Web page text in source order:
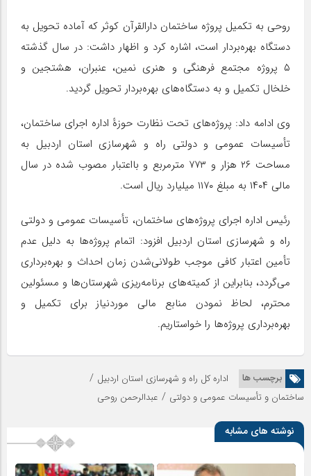
روحی به تکمیل پروژه ساختمان دارالقرآن کوثر که آماده تحویل به
دستگاه بهره‌بردار است، اشاره کرد و اظهار داشت: در سال گذشته
۵ پروژه مجتمع فرهنگی و هنری نمین، عنبران، هشتجین و
خلخال تکمیل و به دستگاه‌های بهره‌بردار تحویل گردید.
وی ادامه داد: پروژه‌های تحت نظارت حوزهٔ اداره اجرای ساختمان،
تأسیسات عمومی و دولتی راه و شهرسازی استان اردبیل به
مساحت ۲۶ هزار و ۷۷۳ مترمربع و بااعتبار مصوب شده در سال
مالی ۱۴۰۴ به مبلغ ۱۱۷۰ میلیارد ریال است.
رئیس اداره اجرای پروژه‌های ساختمان، تأسیسات عمومی و دولتی
راه و شهرسازی استان اردبیل افزود: اتمام پروژه‌ها به دلیل عدم
تأمین اعتبار کافی موجب طولانی‌شدن زمان احداث و بهره‌برداری
می‌گردد، بنابراین از کمیته‌های برنامه‌ریزی شهرستان‌ها و مسئولین
محترم، لحاظ نمودن منابع مالی موردنیاز برای تکمیل و
بهره‌برداری پروژه‌ها را خواستاریم.
برچسب ها اداره کل راه و شهرسازی استان اردبیل /
ساختمان و تأسیسات عمومی و دولتی / عبدالرحمن روحی
نوشته های مشابه